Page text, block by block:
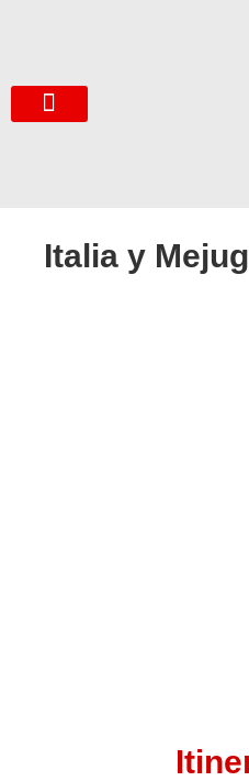
Italia y